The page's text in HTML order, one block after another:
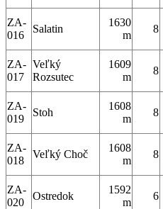
ZA-
016
Salatin
1630
m
8
ZA-
017
Veľký
Rozsutec
1609
m
8
ZA-
019
Stoh
1608
m
8
ZA-
018
Veľký Choč
1608
m
8
ZA-
020
Ostredok
1592
m
6